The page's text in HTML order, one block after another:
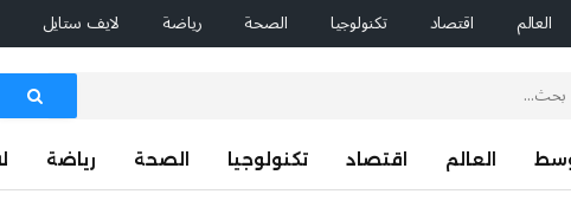
العالم اقتصاد تكنولوجيا الصحة رياضة لايف ستايل
العالم اقتصاد تكنولوجيا الصحة رياضة